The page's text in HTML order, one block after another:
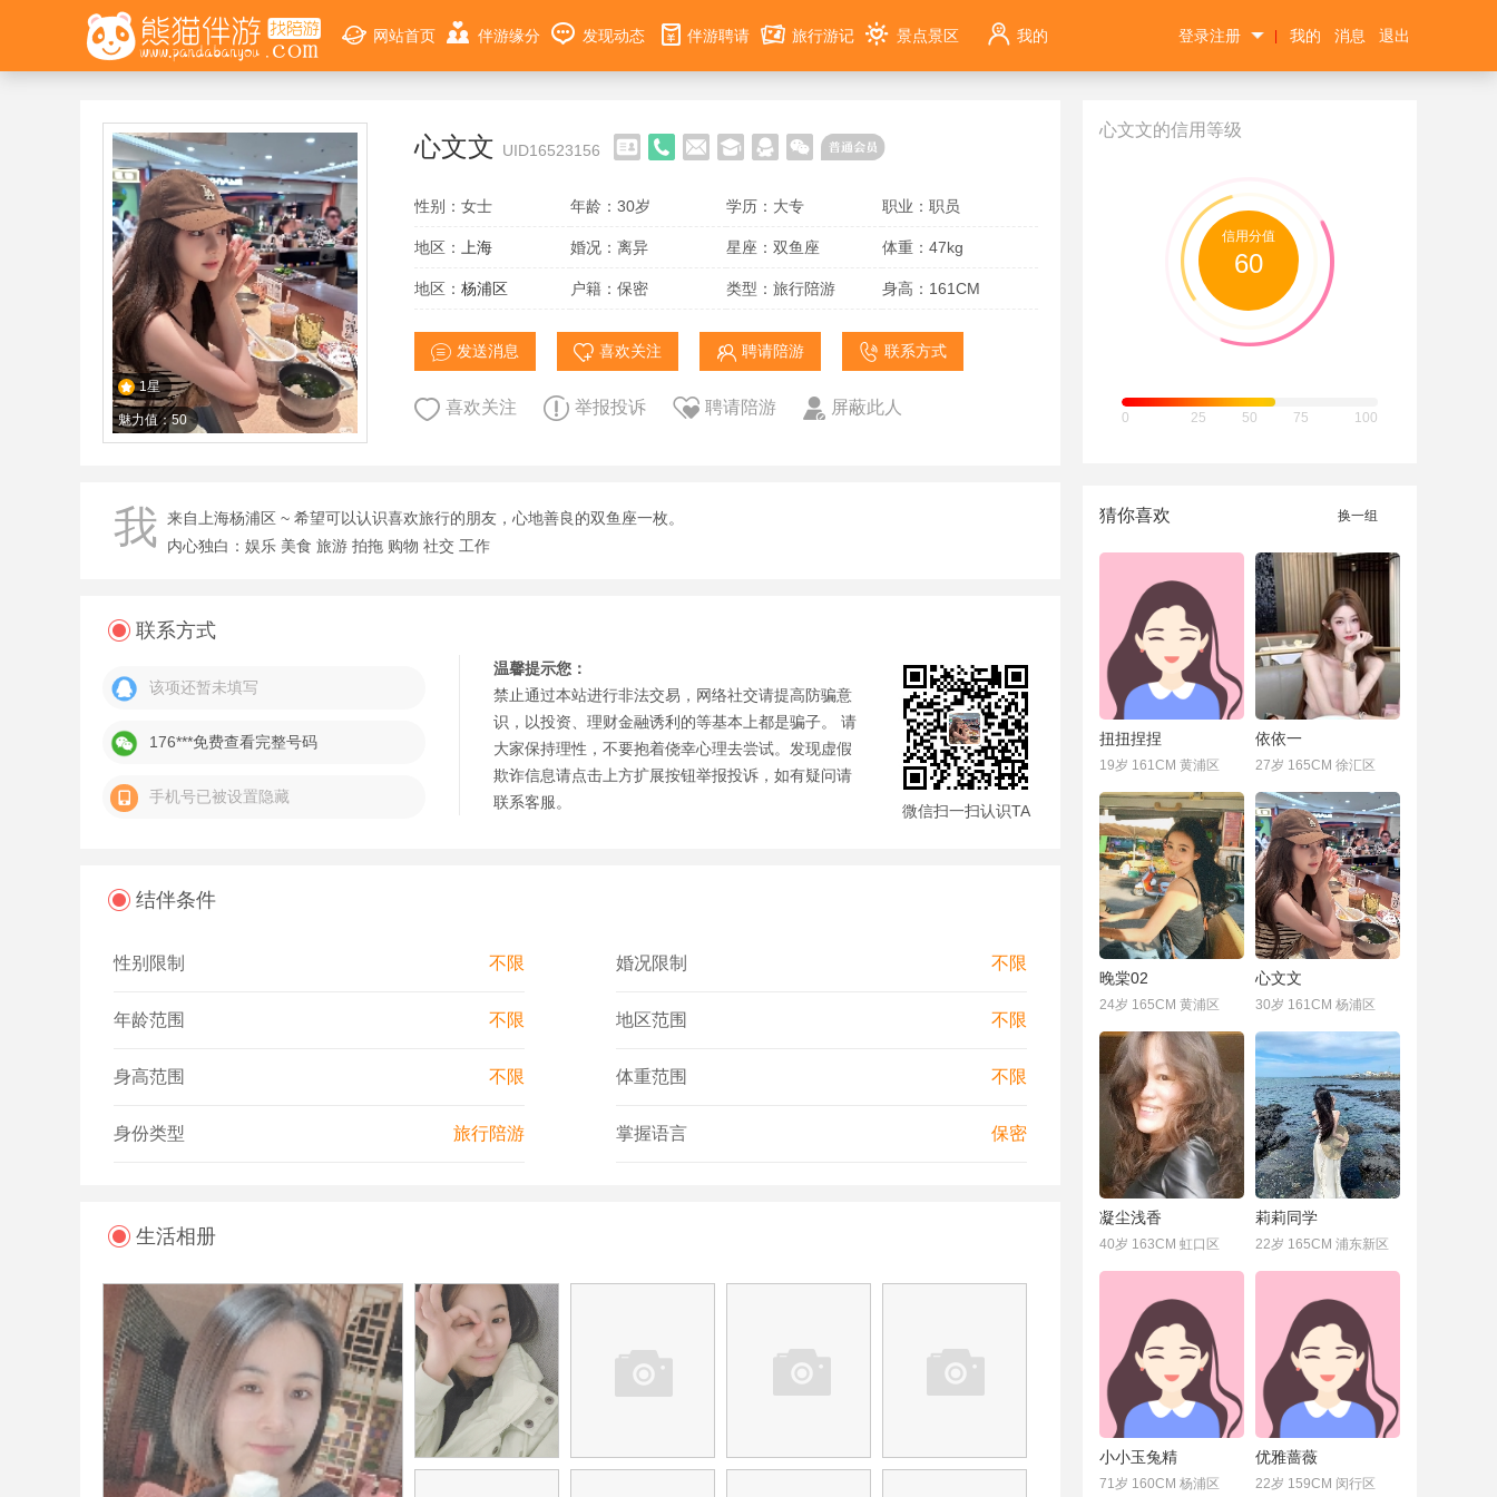
网站首页 伴游缘分 发现动态 伴游聘请 旅行游记 景点景区 我的 登录注册 我的 消息 退出
1星
魅力值：50
心文文 UID16523156
性别：女士 年龄：30岁 学历：大专 职业：职员
地区： 上海 婚况：离异 星座：双鱼座 体重：47kg
地区： 杨浦区 户籍：保密 类型：旅行陪游 身高：161CM
发送消息 喜欢关注 聘请陪游 联系方式
喜欢关注 举报投诉 聘请陪游 屏蔽此人
我 来自上海杨浦区 ~ 希望可以认识喜欢旅行的朋友，心地善良的双鱼座一枚。
内心独白：娱乐 美食 旅游 拍拖 购物 社交 工作
联系方式
该项还暂未填写
176***免费查看完整号码
手机号已被设置隐藏
温馨提示您：
禁止通过本站进行非法交易，网络社交请提高防骗意
识，以投资、理财金融诱利的等基本上都是骗子。 请
大家保持理性，不要抱着侥幸心理去尝试。发现虚假
欺诈信息请点击上方扩展按钮举报投诉，如有疑问请
联系客服。
微信扫一扫认识TA
结伴条件
性别限制 不限 婚况限制 不限
年龄范围 不限 地区范围 不限
身高范围 不限 体重范围 不限
身份类型 旅行陪游 掌握语言 保密
生活相册
心文文的信用等级
信用分值
60
0 25 50 75 100
猜你喜欢 换一组
扭扭捏捏
19岁 161CM 黄浦区
依依一
27岁 165CM 徐汇区
晚棠02
24岁 165CM 黄浦区
心文文
30岁 161CM 杨浦区
凝尘浅香
40岁 163CM 虹口区
莉莉同学
22岁 165CM 浦东新区
小小玉兔精
71岁 160CM 杨浦区
优雅蔷薇
22岁 159CM 闵行区